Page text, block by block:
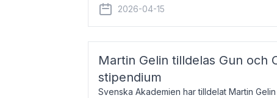
antikens kultur och samhällsliv. Ut
2026-04-15
Martin Gelin tilldelas Gun och
stipendium
Svenska Akademien har tilldelat Martin